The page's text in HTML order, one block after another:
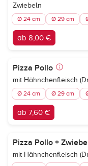
Zwiebeln
Ø 24 cm Ø 29 cm
ab 8,00 €
Pizza Pollo
mit Hähnchenfleisch
Ø 24 cm Ø 29 cm
ab 7,60 €
Pizza Pollo +
mit Hähnchenfleisch